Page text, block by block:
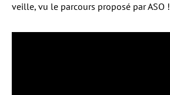
veille, vu le parcours proposé par ASO !